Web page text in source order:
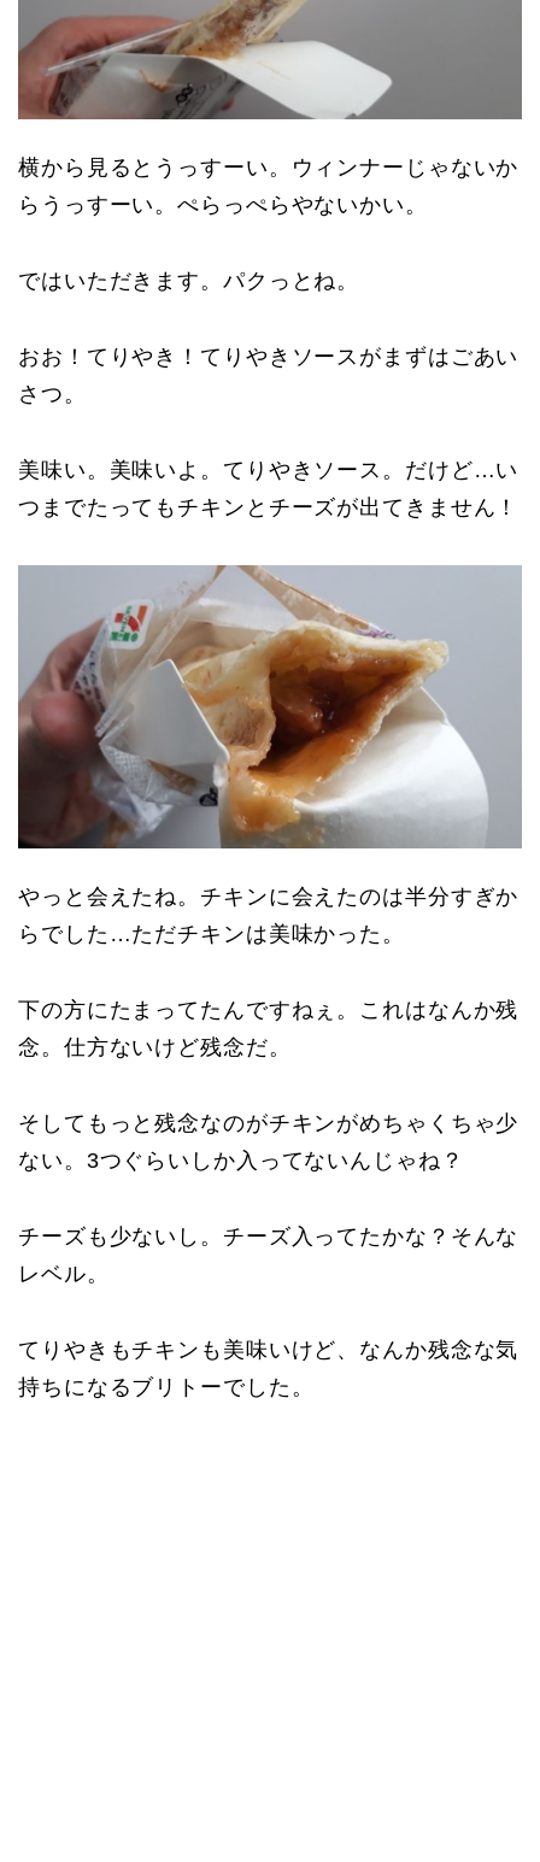
横から見るとうっすーい。ウィンナーじゃないか
らうっすーい。ぺらっぺらやないかい。
ではいただきます。パクっとね。
おお！てりやき！てりやきソースがまずはごあい
さつ。
美味い。美味いよ。てりやきソース。だけど…い
つまでたってもチキンとチーズが出てきません！
やっと会えたね。チキンに会えたのは半分すぎか
らでした…ただチキンは美味かった。
下の方にたまってたんですねぇ。これはなんか残
念。仕方ないけど残念だ。
そしてもっと残念なのがチキンがめちゃくちゃ少
ない。3つぐらいしか入ってないんじゃね？
チーズも少ないし。チーズ入ってたかな？そんな
レベル。
てりやきもチキンも美味いけど、なんか残念な気
持ちになるブリトーでした。